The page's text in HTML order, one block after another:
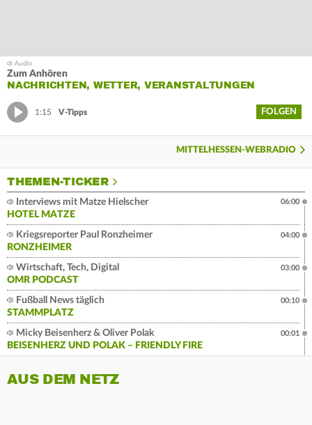
Zum Anhören
NACHRICHTEN, WETTER, VERANSTALTUNGEN
1:15 V-Tipps FOLGEN
MITTELHESSEN-WEBRADIO
THEMEN-TICKER
Interviews mit Matze Hielscher
HOTEL MATZE
06:00
Kriegsreporter Paul Ronzheimer
RONZHEIMER
04:00
Wirtschaft, Tech, Digital
OMR PODCAST
03:00
Fußball News täglich
STAMMPLATZ
00:10
Micky Beisenherz & Oliver Polak
BEISENHERZ UND POLAK – FRIENDLY FIRE
00:01
AUS DEM NETZ